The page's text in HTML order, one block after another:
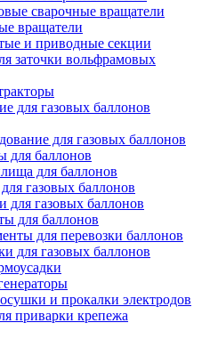
сварочные вращатели
вращатели
и приводные секции
заточки вольфрамовых
для газовых баллонов
для газовых баллонов
баллонов
для баллонов
газовых баллонов
для газовых баллонов
для баллонов
для перевозки баллонов
для газовых баллонов
и прокалки электродов
приварки крепежа